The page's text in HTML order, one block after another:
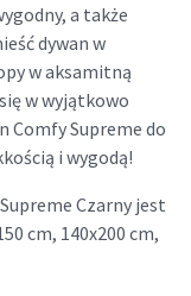
a także
dywan w
w aksamitną
w wyjątkowo
Comfy Supreme do
i wygodą!
Czarny jest
cm, 140x200 cm,